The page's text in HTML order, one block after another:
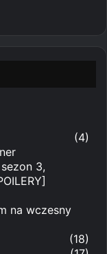
(4)
3,
na wczesny
(18)